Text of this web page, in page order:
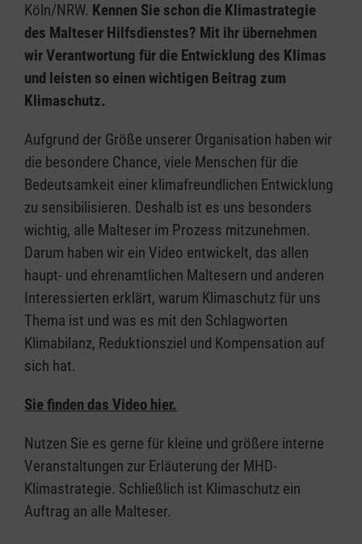
Köln/NRW. Kennen Sie schon die Klimastrategie
des Malteser Hilfsdienstes? Mit ihr übernehmen
wir Verantwortung für die Entwicklung des Klimas
und leisten so einen wichtigen Beitrag zum
Klimaschutz.
Aufgrund der Größe unserer Organisation haben wir
die besondere Chance, viele Menschen für die
Bedeutsamkeit einer klimafreundlichen Entwicklung
zu sensibilisieren. Deshalb ist es uns besonders
wichtig, alle Malteser im Prozess mitzunehmen.
Darum haben wir ein Video entwickelt, das allen
haupt- und ehrenamtlichen Maltesern und anderen
Interessierten erklärt, warum Klimaschutz für uns
Thema ist und was es mit den Schlagworten
Klimabilanz, Reduktionsziel und Kompensation auf
sich hat.
Sie finden das Video hier.
Nutzen Sie es gerne für kleine und größere interne
Veranstaltungen zur Erläuterung der MHD-
Klimastrategie. Schließlich ist Klimaschutz ein
Auftrag an alle Malteser.